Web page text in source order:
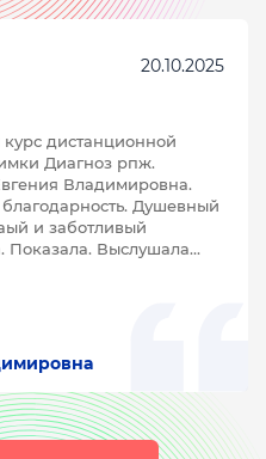
20.10.2025
курс дистанционной
Диагноз рпж.
Владимировна.
Душевный
и заботливый
Показала. Выслушала…